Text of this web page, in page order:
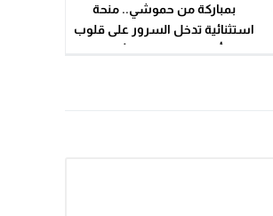
بمباركة من حموشي.. منحة
استثنائية تدخل السرور على قلوب